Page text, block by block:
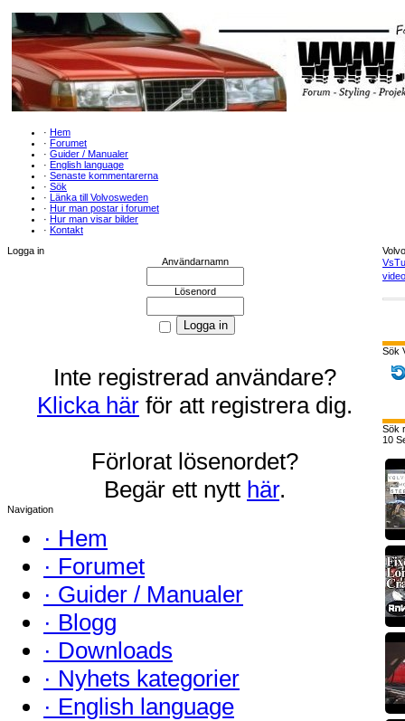
· Hem
· Forumet
· Guider / Manualer
· English language
· Senaste kommentarerna
· Sök
· Länka till Volvosweden
· Hur man postar i forumet
· Hur man visar bilder
· Kontakt
Logga in
Användarnamn
Lösenord
Inte registrerad användare?
Klicka här för att registrera dig.
Förlorat lösenordet?
Begär ett nytt här.
Navigation
· Hem
· Forumet
· Guider / Manualer
· Blogg
· Downloads
· Nyhets kategorier
· English language
Sök
Sök
10